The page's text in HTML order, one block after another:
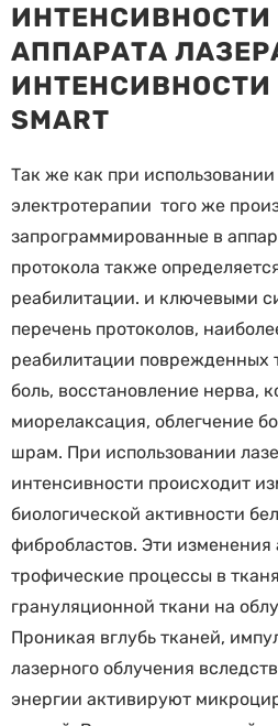
АППАРАТА
ИНТЕНСИВНОСТИ
SMART
Так же как при использовании
электротерапии того же
запрограммированные в
протокола также
реабилитации. и ключевыми
перечень протоколов,
реабилитации поврежденных
боль, восстановление нерва,
миорелаксация, облегчение
шрам. При использовании
интенсивности происходит
биологической активности
фибробластов. Эти
трофические процессы в
грануляционной ткани на
Проникая вглубь тканей,
лазерного облучения
энергии активируют